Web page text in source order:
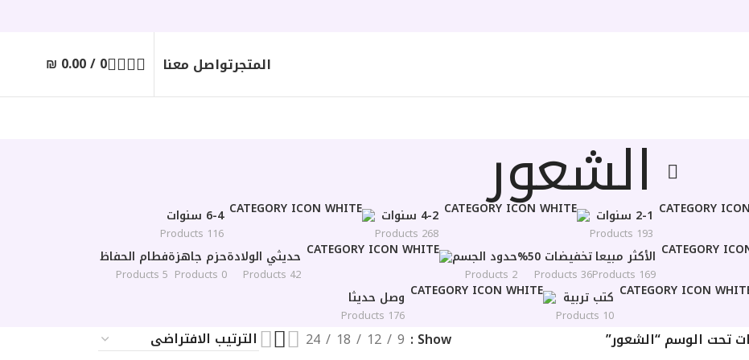
المتجرتواصل معنا 0
/
₪ 0.00
الشعور
2-1 سنوات
193 Products
4-2 سنوات
268 Products
6-4 سنوات
116 Products
الأكثر مبيعا
169 Products
تخفيضات 50%
36 Products
حدود الجسم
2 Products
حديثي الولادة
42 Products
حزم جاهزة
0 Products
فطام الحفاظ
5 Products
كتب تربية
10 Products
وصل حديثا
176 Products
تحت الوسم “الشعور” Show
9
12
18
24